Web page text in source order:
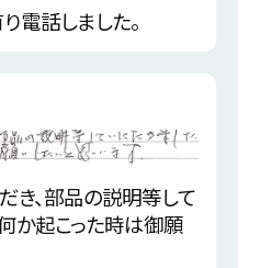
電話しました。
き、部品の説明等して
か起こった時は御願